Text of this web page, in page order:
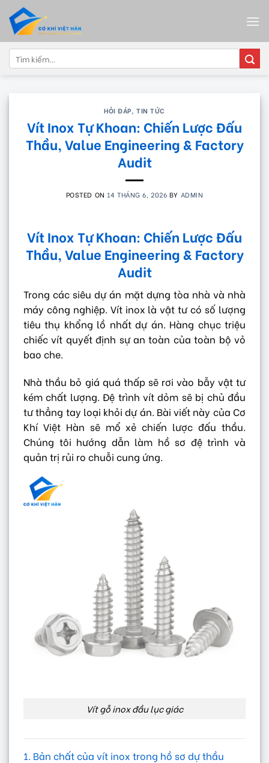
content
Tìm
kiếm:
HỎI ĐÁP,TIN TỨC
Vít Inox Tự Khoan: Chiến Lược Đấu
Thầu, Value Engineering & Factory
Audit
POSTED ON 14 THÁNG 6, 2026 BY ADMIN
Vít Inox Tự Khoan: Chiến Lược Đấu
Thầu, Value Engineering & Factory
Audit
Trong các siêu dự án mặt dựng tòa nhà và nhà
máy công nghiệp. Vít inox là vật tư có số lượng
tiêu thụ khổng lồ nhất dự án. Hàng chục triệu
chiếc vít quyết định sự an toàn của toàn bộ vỏ
bao che.
Nhà thầu bỏ giá quá thấp sẽ rơi vào bẫy vật tư
kém chất lượng. Đệ trình vít dỏm sẽ bị chủ đầu
tư thẳng tay loại khỏi dự án. Bài viết này của Cơ
Khí Việt Hàn sẽ mổ xẻ chiến lược đấu thầu.
Chúng tôi hướng dẫn làm hồ sơ đệ trình và
quản trị rủi ro chuỗi cung ứng.
Vít gỗ inox đầu lục giác
1. Bản chất của vít inox trong hồ sơ dự thầu